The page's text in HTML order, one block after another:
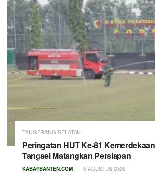
TANGERANG SELATAN
Peringatan HUT Ke-81
Tangsel Matangkan Persiapan
KABARBANTEN.COM 6 AGUSTUS 2026